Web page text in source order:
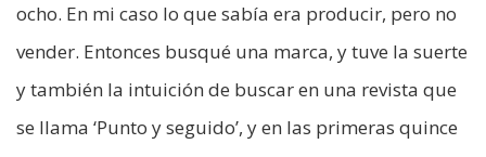
ocho. En mi caso lo que sabía era producir, pero no
vender. Entonces busqué una marca, y tuve la suerte
y también la intuición de buscar en una revista que
se llama ‘Punto y seguido’, y en las primeras quince